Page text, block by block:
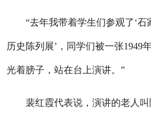
“去年我带着学生们参观了‘石
历史陈列展’，同学们被一张1949
光着膀子，站在台上演讲。”
裴红霞代表说，演讲的老人叫